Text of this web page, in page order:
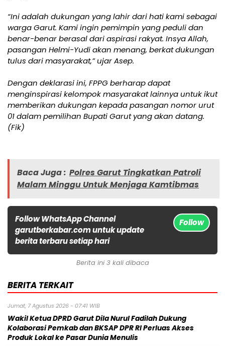
“Ini adalah dukungan yang lahir dari hati kami sebagai
warga Garut. Kami ingin pemimpin yang peduli dan
benar-benar berasal dari aspirasi rakyat. Insya Allah,
pasangan Helmi-Yudi akan menang, berkat dukungan
tulus dari masyarakat,” ujar Asep.
Dengan deklarasi ini, FPPG berharap dapat
menginspirasi kelompok masyarakat lainnya untuk ikut
memberikan dukungan kepada pasangan nomor urut
01 dalam pemilihan Bupati Garut yang akan datang.
(Fik)
Baca Juga : Polres Garut Tingkatkan Patroli
Malam Minggu Untuk Menjaga Kamtibmas
Follow WhatsApp Channel
garutberkabar.com untuk update
berita terbaru setiap hari
Follow
Berita ini 3 kali dibaca
BERITA TERKAIT
Jumat, 7 Agustus 2026 - 07:41 WIB
Wakil Ketua DPRD Garut Dila Nurul Fadilah Dukung
Kolaborasi Pemkab dan BKSAP DPR RI Perluas Akses
Produk Lokal ke Pasar Dunia Menulis